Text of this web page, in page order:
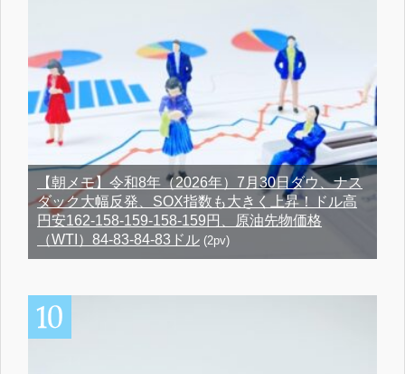
【朝メモ】令和8年（2026年）7月30日ダウ、ナス
ダック大幅反発、SOX指数も大きく上昇！ドル高
円安162-158-159-158-159円、原油先物価格
（WTI）84-83-84-83ドル (2pv)